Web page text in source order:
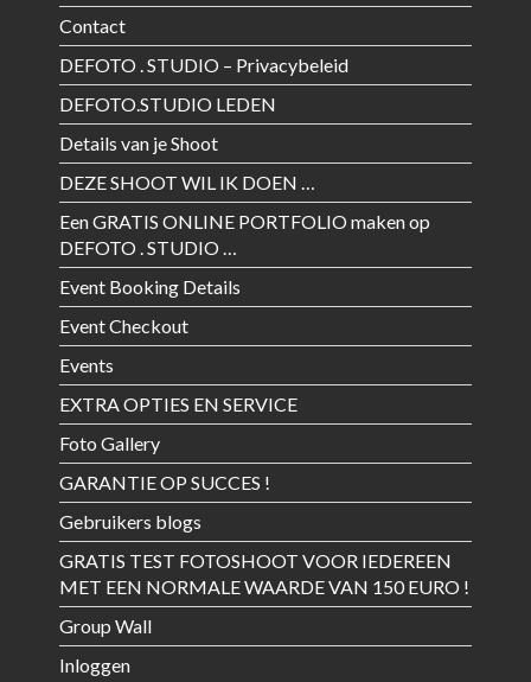
Contact
DEFOTO . STUDIO – Privacybeleid
DEFOTO.STUDIO LEDEN
Details van je Shoot
DEZE SHOOT WIL IK DOEN …
Een GRATIS ONLINE PORTFOLIO maken op
DEFOTO . STUDIO …
Event Booking Details
Event Checkout
Events
EXTRA OPTIES EN SERVICE
Foto Gallery
GARANTIE OP SUCCES !
Gebruikers blogs
GRATIS TEST FOTOSHOOT VOOR IEDEREEN
MET EEN NORMALE WAARDE VAN 150 EURO !
Group Wall
Inloggen